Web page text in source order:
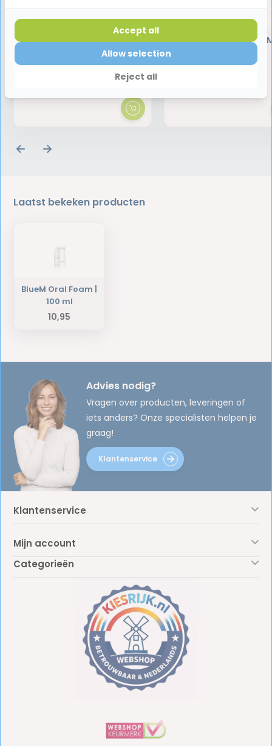
BlueM Mondwater Met
Actieve Zuurstof | 500 ml
BlueM Tandpasta |
Fluoride | 75 ml
Laatst bekeken producten
BlueM Oral Foam |
100 ml
10,95
Advies nodig?
Vragen over producten, leveringen of
iets anders? Onze specialisten helpen je
graag!
Klantenservice
Klantenservice
Mijn account
Categorieën
Reject all
Allow selection
Accept all